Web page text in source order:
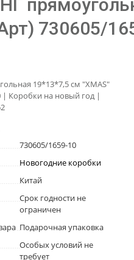
730605/
19*13*7,5 см "XMAS"
| Коробки на новый год |
730605/1659-10
Новогодние коробки
Китай
Срок годности не
ограничен
Подарочная упаковка
Особых условий не
требует